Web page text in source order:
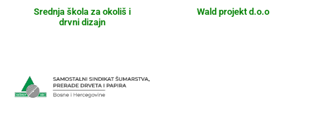
Srednja škola za okoliš i
drvni dizajn
Wald projekt d.o.o